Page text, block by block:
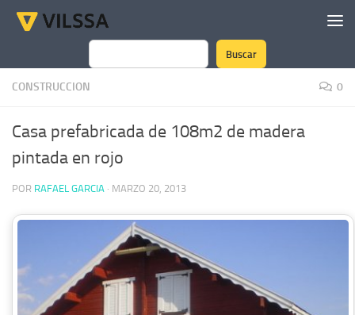
Saltar al contenido
Buscar
Buscar
CONSTRUCCION 0
Casa prefabricada de 108m2 de madera
pintada en rojo
POR RAFAEL GARCIA · MARZO 20, 2013